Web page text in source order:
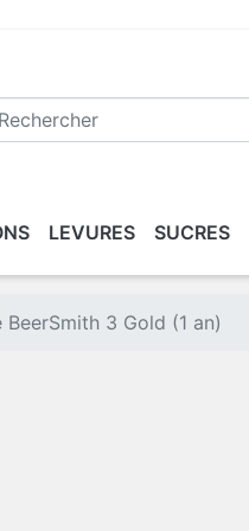
DE MALT
LEVURES SUCRES
/ DÉSINFECTER
BeerSmith 3 Gold (1 an)